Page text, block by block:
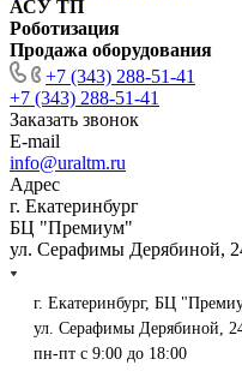
АСУ ТП
Роботизация
Продажа оборудования
+7 (343) 288-51-41
+7 (343) 288-51-41
Заказать звонок
E-mail
info@uraltm.ru
Адрес
г. Екатеринбург
БЦ "Премиум"
ул. Серафимы Дерябиной,
г. Екатеринбург, БЦ
ул. Серафимы Дерябиной,
пн-пт с 9:00 до 18:00